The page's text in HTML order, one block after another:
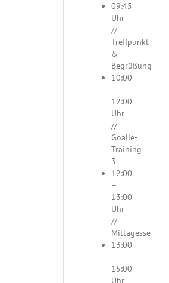
09:45
Uhr
//
Treffpunkt
&
Begrüßung
10:00
–
12:00
Uhr
//
Goalie-
Training
3
12:00
–
13:00
Uhr
//
Mittagessen
13:00
–
15:00
Uhr